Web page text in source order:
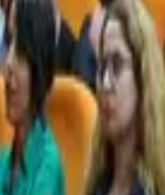
ev sahipliğinde
Siyasal Kontrole: Kürt
Konferans Salonu’nda
Müdürü Nihal Bozhan
Sarmaşık Derneği eski
Eşbaşkanları Serra
Genel Başkanı Keskin
ile yurttaşlar katıldı.